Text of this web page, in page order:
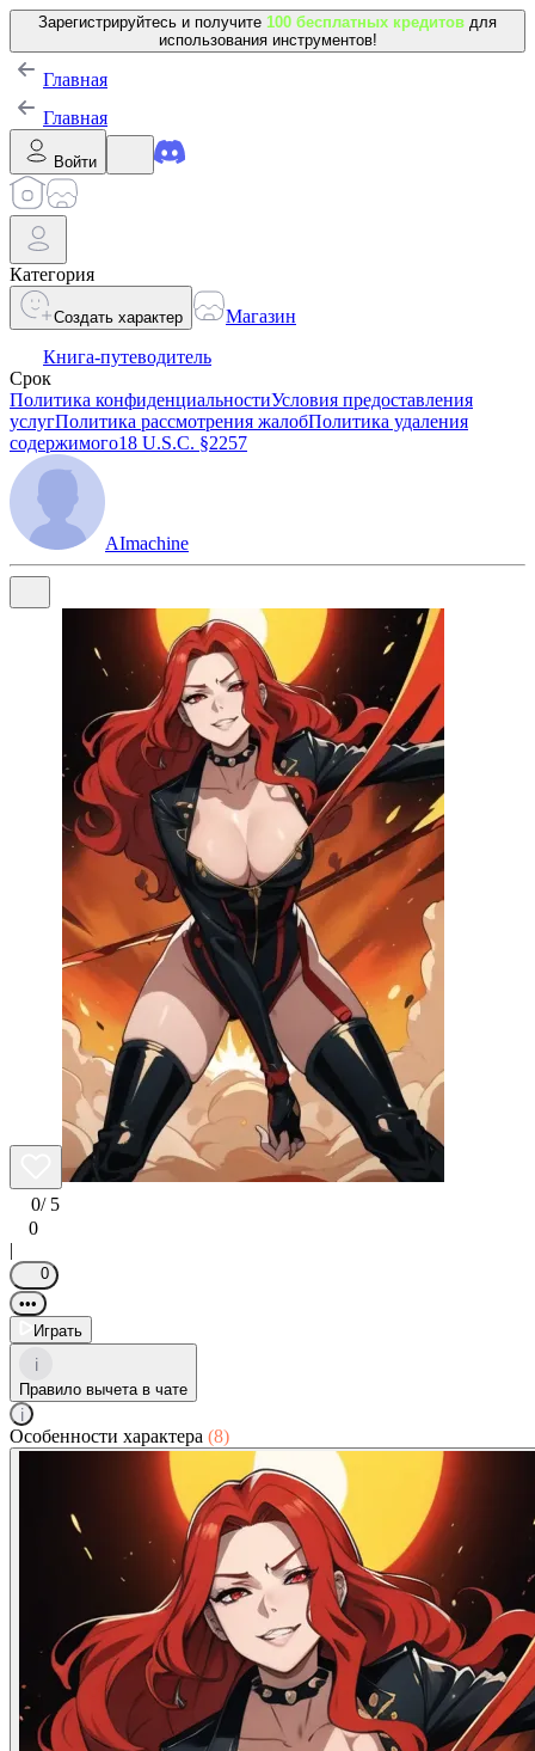
Зарегистрируйтесь и получите 100 бесплатных кредитов для
использования инструментов!
Главная
Главная
Войти
Категория
Создать характер
Магазин
Книга-путеводитель
Срок
Политика конфиденциальностиУсловия предоставления
услугПолитика рассмотрения жалобПолитика удаления
содержимого18 U.S.C. §2257
AImachine
0/ 5
0
|
0
•••
Играть
i
Правило вычета в чате
i
Особенности характера (8)